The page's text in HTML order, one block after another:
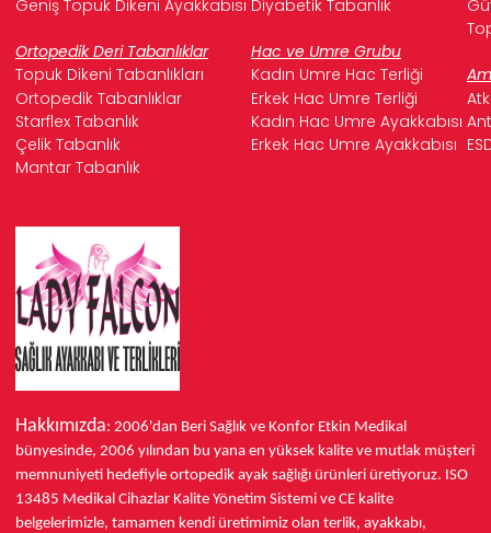
Geniş Topuk Dikeni Ayakkabısı Diyabetik Tabanlık
Ortopedik Deri Tabanlıklar
Hac ve Umre Grubu
Topuk Dikeni Tabanlıkları
Kadın Umre Hac Terliği
Ortopedik Tabanlıklar
Erkek Hac Umre Terliği
Starflex Tabanlık
Kadın Hac Umre Ayakkabısı
Çelik Tabanlık
Erkek Hac Umre Ayakkabısı
Mantar Tabanlık
Hakkımızda: 2006'dan Beri Sağlık ve Konfor Etkin Medikal
bünyesinde, 2006 yılından bu yana en yüksek kalite ve mutlak müşteri
memnuniyeti hedefiyle ortopedik ayak sağlığı ürünleri üretiyoruz. ISO
13485 Medikal Cihazlar Kalite Yönetim Sistemi ve CE kalite
belgelerimizle, tamamen kendi üretimimiz olan terlik, ayakkabı,